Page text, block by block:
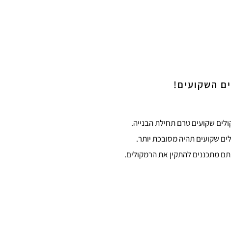
השקועים!
שקועים טרם תחילת הבנייה.
שקועים תהיה מסובכת יותר.
מתכננים להתקין את הרמקולים.